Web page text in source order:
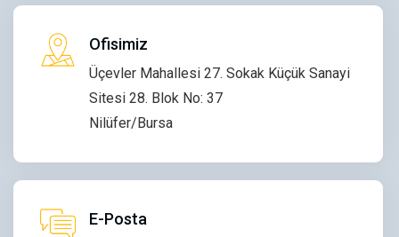
Ofisimiz
Üçevler Mahallesi 27. Sokak Küçük Sanayi
Sitesi 28. Blok No: 37
Nilüfer/Bursa
E-Posta